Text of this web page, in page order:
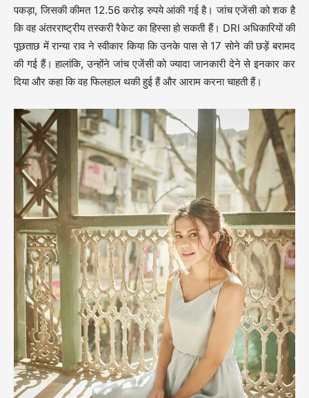
पकड़ा, जिसकी कीमत 12.56 करोड़ रुपये आंकी गई है। जांच एजेंसी को शक है
कि वह अंतरराष्ट्रीय तस्करी रैकेट का हिस्सा हो सकती हैं। DRI अधिकारियों की
पूछताछ में रान्या राव ने स्वीकार किया कि उनके पास से 17 सोने की छड़ें बरामद
की गई हैं। हालांकि, उन्होंने जांच एजेंसी को ज्यादा जानकारी देने से इनकार कर
दिया और कहा कि वह फिलहाल थकी हुई हैं और आराम करना चाहती हैं।